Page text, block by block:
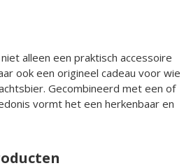
alleen een praktisch accessoire
ook een origineel cadeau voor wie
Gecombineerd met een of
vormt het een herkenbaar en